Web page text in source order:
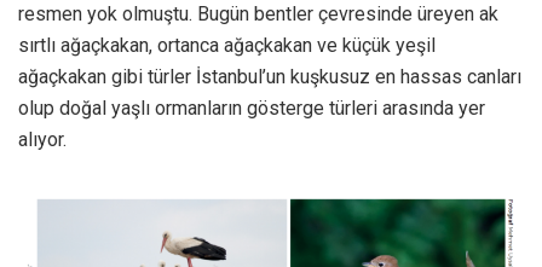
resmen yok olmuştu. Bugün bentler çevresinde üreyen ak
sırtlı ağaçkakan, ortanca ağaçkakan ve küçük yeşil
ağaçkakan gibi türler İstanbul’un kuşkusuz en hassas canları
olup doğal yaşlı ormanların gösterge türleri arasında yer
alıyor.